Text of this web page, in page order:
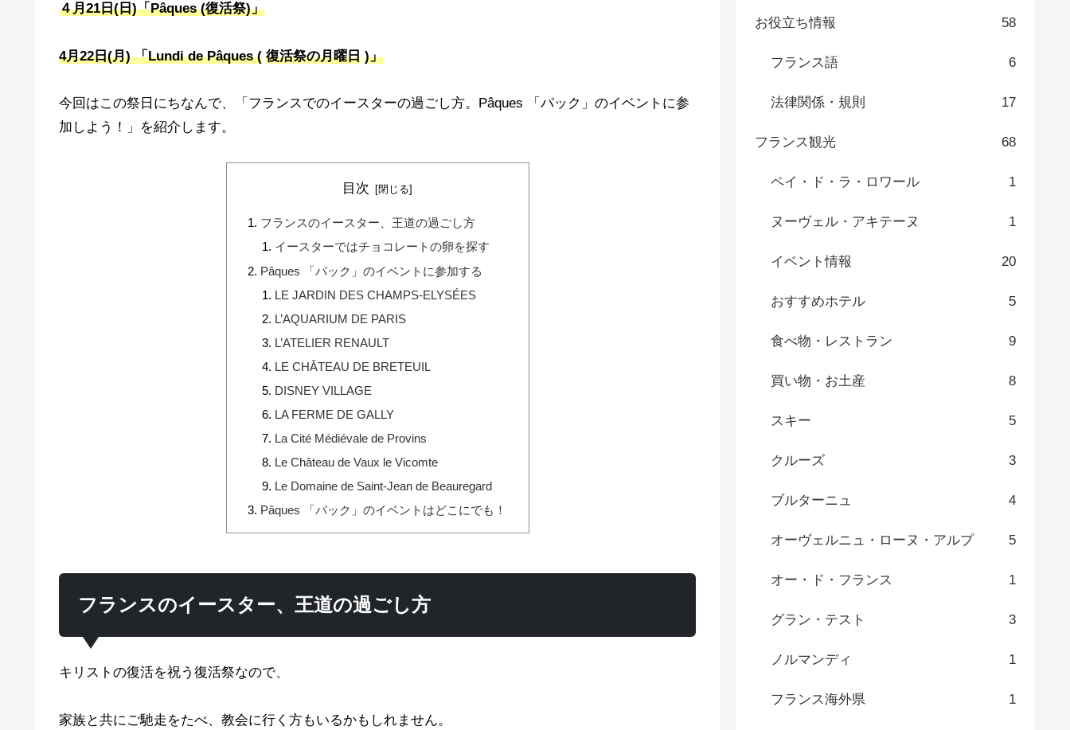
４月21日(日)「Pâques (復活祭)」
4月22日(月) 「Lundi de Pâques ( 復活祭の月曜日 )」
今回はこの祭日にちなんで、「フランスでのイースターの過ごし方。Pâques 「パック」のイベントに参
加しよう！」を紹介します。
目次
フランスのイースター、王道の過ごし方
イースターではチョコレートの卵を探す
Pâques 「パック」のイベントに参加する
LE JARDIN DES CHAMPS-ELYSÉES
L’AQUARIUM DE PARIS
L’ATELIER RENAULT
LE CHÂTEAU DE BRETEUIL
DISNEY VILLAGE
LA FERME DE GALLY
La Cité Médiévale de Provins
Le Château de Vaux le Vicomte
Le Domaine de Saint-Jean de Beauregard
Pâques 「パック」のイベントはどこにでも！
フランスのイースター、王道の過ごし方
キリストの復活を祝う復活祭なので、
家族と共にご馳走をたべ、教会に行く方もいるかもしれません。
お役立ち情報 58
フランス語 6
法律関係・規則 17
フランス観光 68
ペイ・ド・ラ・ロワール 1
ヌーヴェル・アキテーヌ 1
イベント情報 20
おすすめホテル 5
食べ物・レストラン 9
買い物・お土産 8
スキー 5
クルーズ 3
ブルターニュ 4
オーヴェルニュ・ローヌ・アルプ 5
オー・ド・フランス 1
グラン・テスト 3
ノルマンディ 1
フランス海外県 1